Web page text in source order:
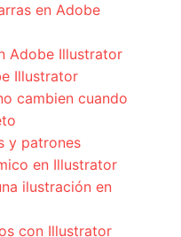
en Adobe
Adobe Illustrator
Illustrator
cambien cuando
y patrones
en Illustrator
ilustración en
con Illustrator